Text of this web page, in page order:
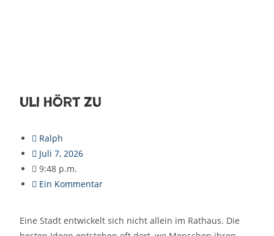
Uli hört zu
Ralph
Juli 7, 2026
9:48 p.m.
Ein Kommentar
Eine Stadt entwickelt sich nicht allein im Rathaus. Die